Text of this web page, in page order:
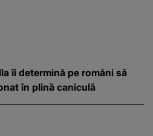
îi determină pe români să
în plină caniculă